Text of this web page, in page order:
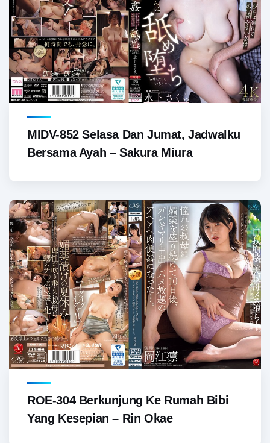
MIDV-852 Selasa Dan Jumat, Jadwalku
Bersama Ayah – Sakura Miura
ROE-304 Berkunjung Ke Rumah Bibi
Yang Kesepian – Rin Okae